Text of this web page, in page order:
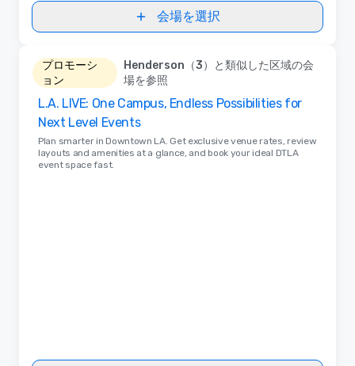
会場を選択
プロモーシ
ョン
Henderson（3）と類似した区域の会
場を参照
L.A. LIVE: One Campus, Endless Possibilities for
Next Level Events
Plan smarter in Downtown LA. Get exclusive venue rates, review
layouts and amenities at a glance, and book your ideal DTLA
event space fast.